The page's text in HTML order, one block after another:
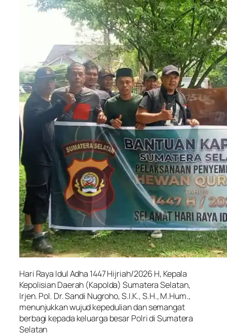
Hari Raya Idul Adha 1447 Hijriah/2026 H, Kepala
Kepolisian Daerah (Kapolda) Sumatera Selatan,
Irjen. Pol. Dr. Sandi Nugroho, S.I.K., S.H., M.Hum.,
menunjukkan wujud kepedulian dan semangat
berbagi kepada keluarga besar Polri di Sumatera
Selatan